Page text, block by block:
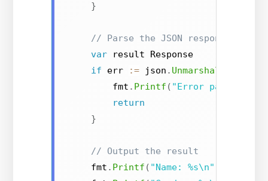
}
// Parse the JSON response
var result Response
if err := json . Unmarshal
        fmt
. Printf ( "Error parsing
return
}
// Output the result
    fmt
. Printf ( "Name: %s\n"